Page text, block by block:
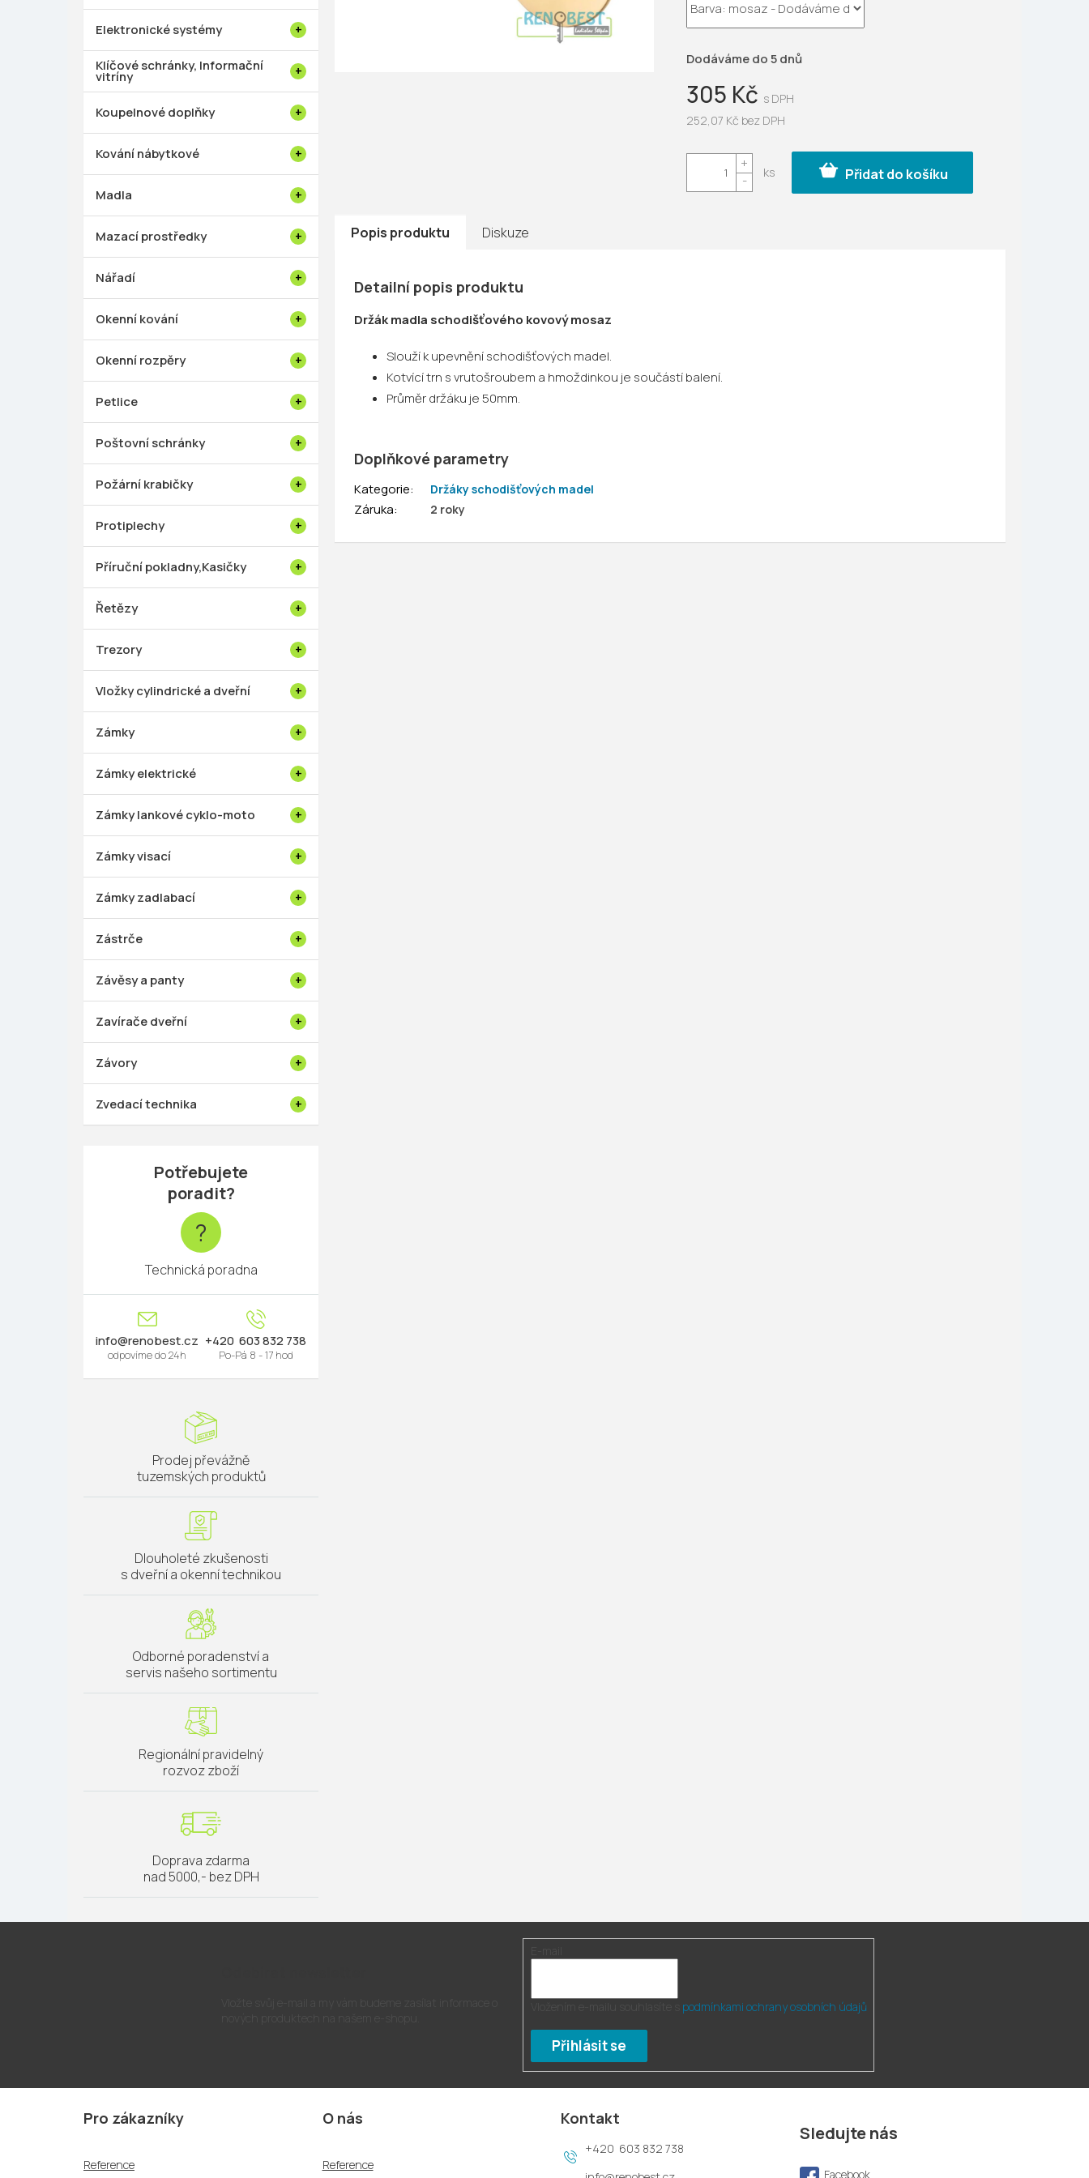
n
l
Elektronické systémy
Klíčové schránky, Informační
vitríny
Koupelnové doplňky
Kování nábytkové
Madla
Mazací prostředky
Nářadí
Okenní kování
Okenní rozpěry
Petlice
Poštovní schránky
Požární krabičky
Protiplechy
Příruční pokladny,Kasičky
Řetězy
Trezory
Vložky cylindrické a dveřní
Zámky
Zámky elektrické
Zámky lankové cyklo-moto
Zámky visací
Zámky zadlabací
Zástrče
Závěsy a panty
Zavírače dveřní
Závory
Zvedací technika
Potřebujete
poradit?
?
Technická poradna
info@renobest.cz 603 832 738
Prodej převážně
tuzemských produktů
Dlouholeté zkušenosti
s dveřní a okenní technikou
Odborné poradenství a
servis našeho sortimentu
Regionální pravidelný
rozvoz zboží
Doprava zdarma
nad 5000,- bez DPH
5
hvězdiček.
305 Kč
252,07 Kč bez DPH
cena:
Dodáváme do 5 dnů
Přidat do košíku
Popis produktu Diskuze
Detailní popis produktu
Držák madla schodišťového kovový mosaz
Slouží k upevnění schodišťových madel.
Kotvící trn s vrutošroubem a hmoždinkou je součástí balení.
Průměr držáku je 50mm.
Doplňkové parametry
Kategorie: Držáky schodišťových madel
Záruka: 2 roky
podmínkami ochrany osobních údajů
Přihlásit se
Z
Pro zákazníky
Reference
O nás
Reference
Kontakt
603 832 738
Sledujte nás
Facebook